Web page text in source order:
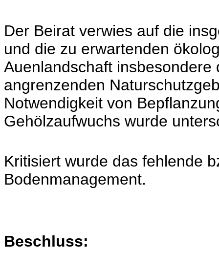
Der Beirat verwies auf die
und die zu erwartenden
Auenlandschaft
angrenzenden
Notwendigkeit von
Gehölzaufwuchs wurde
Kritisiert wurde das fehlende
Bodenmanagement.
Beschluss: